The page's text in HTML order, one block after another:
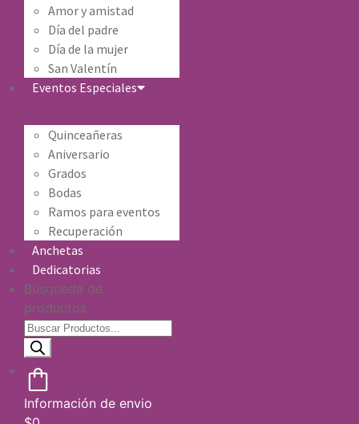
Amor y amistad
Día del padre
Día de la mujer
San Valentín
Eventos Especiales
Quinceañeras
Aniversario
Grados
Bodas
Ramos para eventos
Recuperación
Anchetas
Dedicatorias
Búsqueda de
productos
Información de envio